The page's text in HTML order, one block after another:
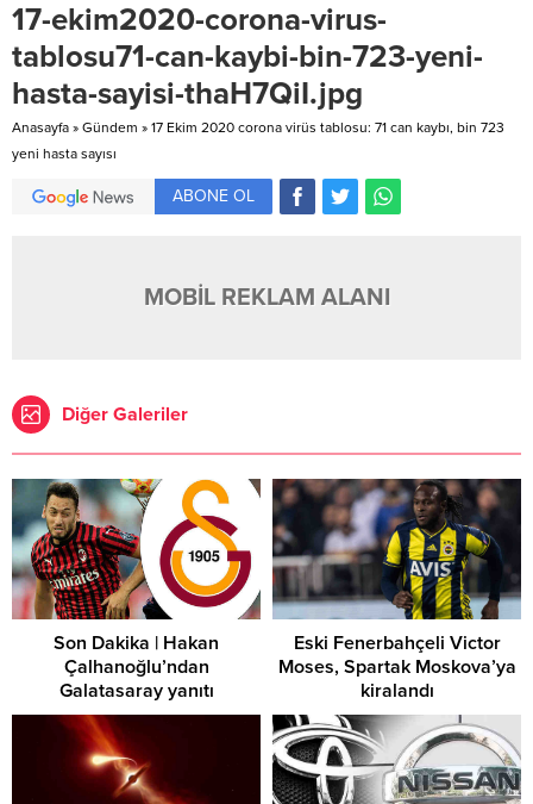
17-ekim2020-corona-virus-
tablosu71-can-kaybi-bin-723-yeni-
hasta-sayisi-thaH7QiI.jpg
Anasayfa » Gündem » 17 Ekim 2020 corona virüs tablosu: 71 can kaybı, bin 723
yeni hasta sayısı
ABONE OL
MOBİL REKLAM ALANI
Diğer Galeriler
Son Dakika | Hakan
Çalhanoğlu’ndan
Galatasaray yanıtı
Eski Fenerbahçeli Victor
Moses, Spartak Moskova’ya
kiralandı